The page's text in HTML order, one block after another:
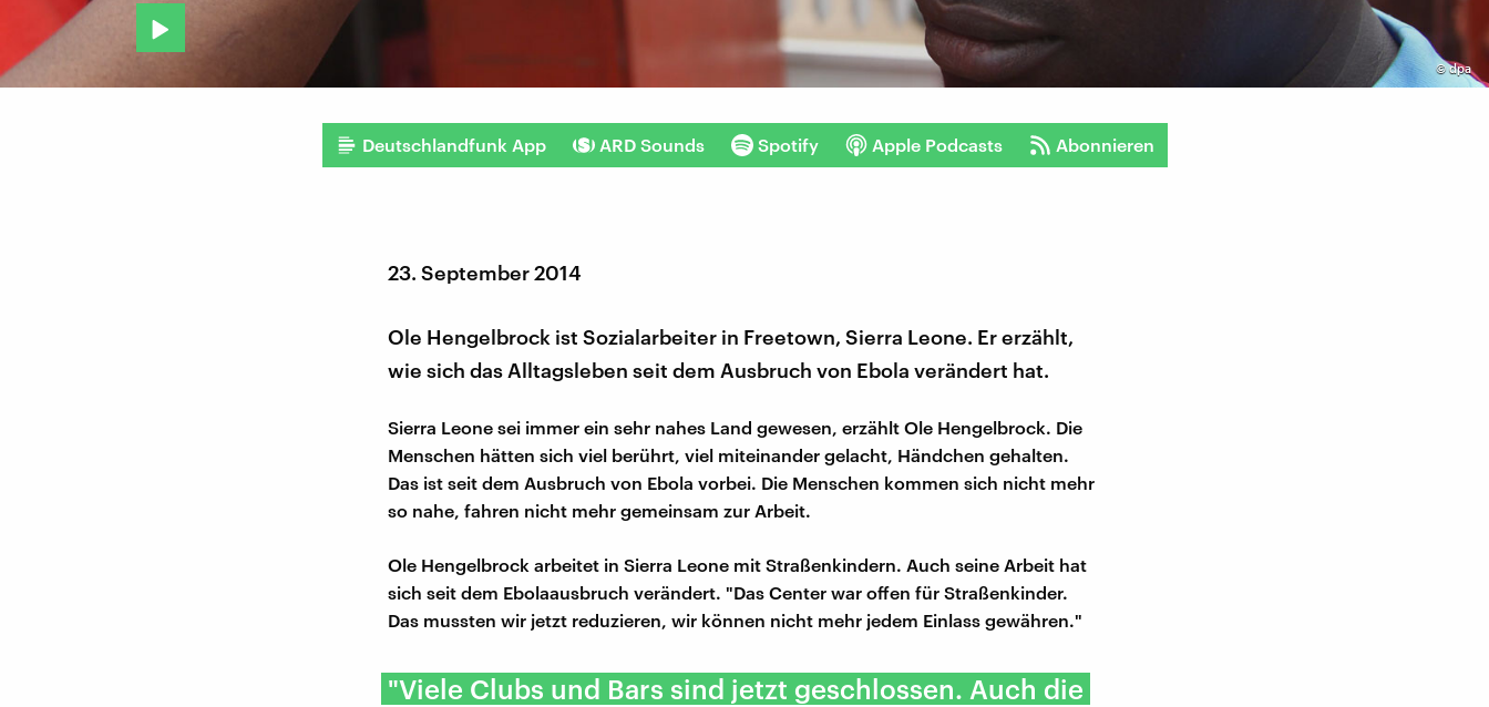
©dpa
Deutschlandfunk App ARD Sounds Spotify Apple Podcasts Abonnieren
23. September 2014
Ole Hengelbrock ist Sozialarbeiter in Freetown, Sierra Leone. Er erzählt,
wie sich das Alltagsleben seit dem Ausbruch von Ebola verändert hat.
Sierra Leone sei immer ein sehr nahes Land gewesen, erzählt Ole Hengelbrock. Die
Menschen hätten sich viel berührt, viel miteinander gelacht, Händchen gehalten.
Das ist seit dem Ausbruch von Ebola vorbei. Die Menschen kommen sich nicht mehr
so nahe, fahren nicht mehr gemeinsam zur Arbeit.
Ole Hengelbrock arbeitet in Sierra Leone mit Straßenkindern. Auch seine Arbeit hat
sich seit dem Ebolaausbruch verändert. "Das Center war offen für Straßenkinder.
Das mussten wir jetzt reduzieren, wir können nicht mehr jedem Einlass gewähren."
"Viele Clubs und Bars sind jetzt geschlossen. Auch die